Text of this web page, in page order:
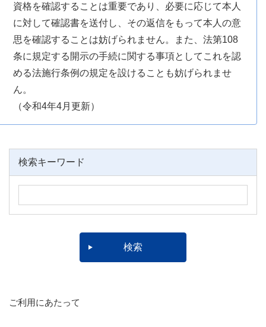
資格を確認することは重要であり、必要に応じて本人
に対して確認書を送付し、その返信をもって本人の意
思を確認することは妨げられません。また、法第108
条に規定する開示の手続に関する事項としてこれを認
める法施行条例の規定を設けることも妨げられませ
ん。
（令和4年4月更新）
検索キーワード
ご利用にあたって